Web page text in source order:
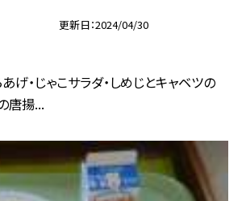
更新日 2024/04/30
げ・じゃこサラダ・しめじとキャベツの
唐揚...